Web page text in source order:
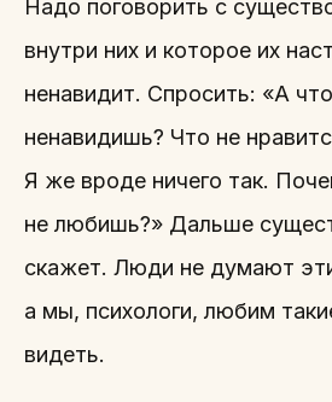
Надо поговорить с
внутри них и которое их
ненавидит. Спросить: «А
ненавидишь? Что не
Я же вроде ничего так.
не любишь?» Дальше
скажет. Люди не думают
а мы, психологи, любим
видеть.